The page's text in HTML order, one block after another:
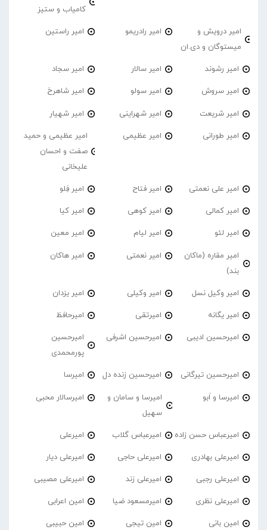
کامیاب و ستیز
امیر درویش و
میستوگان و دی.ان
امیر رادریمو امیر راستین
امیر رشوند امیر سالار امیر سجاد
امیر سروش امیر سولو امیر شاهرخ
امیر شریعت امیر شهراینی امیر شهیار
امیر طورانی امیر عظیمی
امیر عظیمی و حمید
صفت و احسان
علیخانی
امیر علی نعمتی امیر فتاح امیر فِلو
امیر کمالی امیر کوهی امیر کیا
امیر لئو امیر لیام امیر معین
امیر مقاره (ماکان
بند)
امیر نعمتی امیر هاکان
امیر وکیل نسل امیر وکیلی امیر یزدان
امیر یگانه امیرتقی امیرحافظ
امیرحسین ادیبی امیرحسین اشرفی
امیرحسین
پورمحمدی
امیرحسین تیرگانی امیرحسین زنده دل امیرسا
امیرسا و اَبو
امیرسا و سامان و
سهیل
امیرسالار محبی
امیرعباس حسن زاده امیرعباس گلاب امیرعلی
امیرعلی بهادری امیرعلی حاجی امیرعلی دیار
امیرعلی رجبی امیرعلی زند امیرعلی مصیبی
امیرعلی نظری امیرمسعود ضیا امین اعرابی
امین بانی امین تیجی امین حبیبی